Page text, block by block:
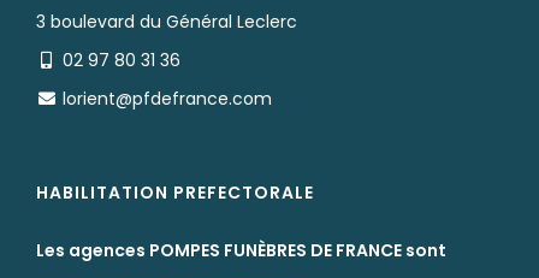
3 boulevard du Général Leclerc
02 97 80 31 36
lorient@pfdefrance.com
HABILITATION PREFECTORALE
Les agences POMPES FUNÈBRES DE FRANCE sont